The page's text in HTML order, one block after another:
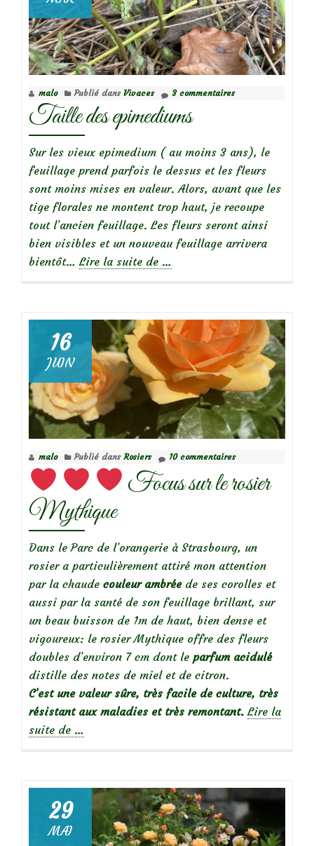
malo Publié dans Vivaces 3 commentaires
Taille des epimediums
Sur les vieux epimedium ( au moins 3 ans), le
feuillage prend parfois le dessus et les fleurs
sont moins mises en valeur. Alors, avant que les
tige florales ne montent trop haut, je recoupe
tout l’ancien feuillage. Les fleurs seront ainsi
bien visibles et un nouveau feuillage arrivera
bientôt… Lire la suite de
epimediums
…
16
JUIN
malo Publié dans Rosiers 10 commentaires
Focus sur le rosier
Mythique
Dans le Parc de l’orangerie à Strasbourg, un
rosier a particulièrement attiré mon attention
par la chaude couleur ambréede ses corolles et
aussi par la santé de son feuillage brillant, sur
un beau buisson de 1m de haut, bien dense et
vigoureux: le rosier Mythique offre des fleurs
doubles d’environ 7 cm dont le parfum acidulé
distille des notes de miel et de citron.
C’est une valeur sûre, très facile de culture, très
résistant aux maladies et très remontant. Lire la
suite de
Focus
…
29
MAI